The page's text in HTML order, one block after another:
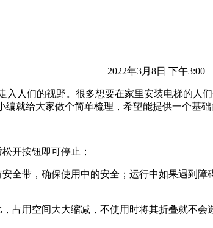
2022年3月8日 下午3:00
入人们的视野。很多想要在家里安装电梯的人
就给大家做个简单梳理，希望能提供一个基础
开按钮即可停止；
全带，确保使用中的安全；运行中如果遇到
占用空间大大缩减，不使用时将其折叠就不会